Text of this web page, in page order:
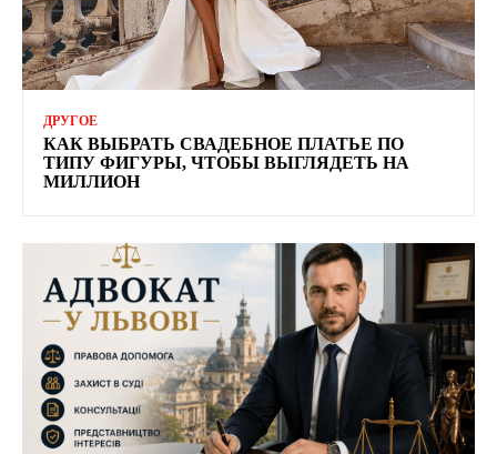
ДРУГОЕ
КАК ВЫБРАТЬ СВАДЕБНОЕ ПЛАТЬЕ ПО
ТИПУ ФИГУРЫ, ЧТОБЫ ВЫГЛЯДЕТЬ НА
МИЛЛИОН